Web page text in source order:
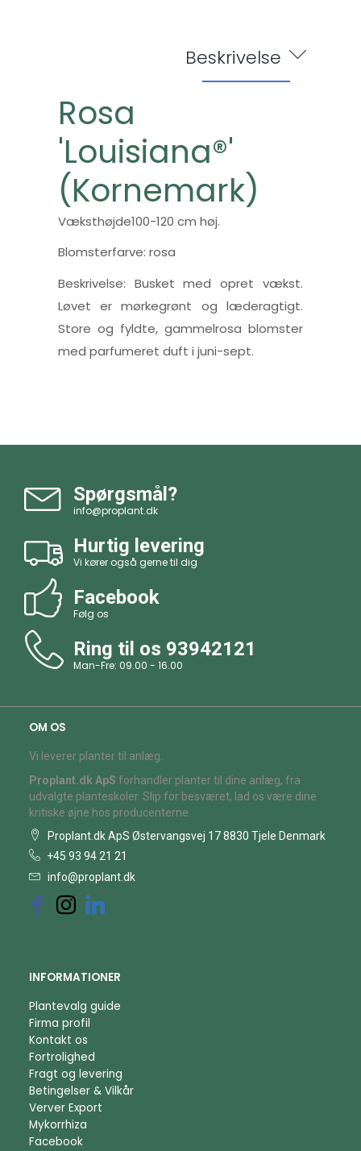
Beskrivelse
Rosa
'Louisiana®'
(Kornemark)
Væksthøjde100-120 cm høj.
Blomsterfarve: rosa
Beskrivelse: Busket med opret vækst.
Løvet er mørkegrønt og læderagtigt.
Store og fyldte, gammelrosa blomster
med parfumeret duft i juni-sept.
Spørgsmål?
info@proplant.dk
Hurtig levering
Vi kører også gerne til dig
Facebook
Følg os
Ring til os 93942121
Man-Fre: 09.00 - 16.00
OM OS
Vi leverer planter til anlæg.
Proplant.dk ApS forhandler planter til dine anlæg, fra
udvalgte planteskoler. Slip for besværet, lad os være dine
kritiske øjne hos producenterne.
Proplant.dk ApS Østervangsvej 17 8830 Tjele Denmark
+45 93 94 21 21
info@proplant.dk
INFORMATIONER
Plantevalg guide
Firma profil
Kontakt os
Fortrolighed
Fragt og levering
Betingelser & Vilkår
Verver Export
Mykorrhiza
Facebook